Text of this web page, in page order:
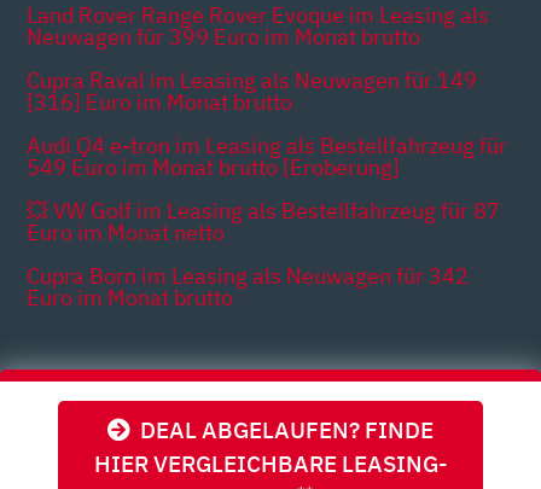
DEAL ABGELAUFEN? FINDE
HIER VERGLEICHBARE LEASING-
Land Rover Range Rover Evoque im Leasing als
Neuwagen für 399 Euro im Monat brutto
Cupra Raval im Leasing als Neuwagen für 149
[316] Euro im Monat brutto
Audi Q4 e-tron im Leasing als Bestellfahrzeug für
549 Euro im Monat brutto [Eroberung]
💥 VW Golf im Leasing als Bestellfahrzeug für 87
Euro im Monat netto
Cupra Born im Leasing als Neuwagen für 342
Euro im Monat brutto